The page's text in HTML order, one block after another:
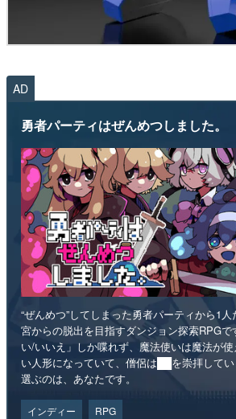
“ぜんめつ”してしまった勇者パーティから1
宮からの脱出を目指すダンジョン探索RPGで
い/いいえ」しか喋れず、魔法使いは魔法が
い人形になっていて、僧侶は██を崇拝してい
選ぶのは、あなたです。
インディー RPG
リリース日：2026年第4四半期